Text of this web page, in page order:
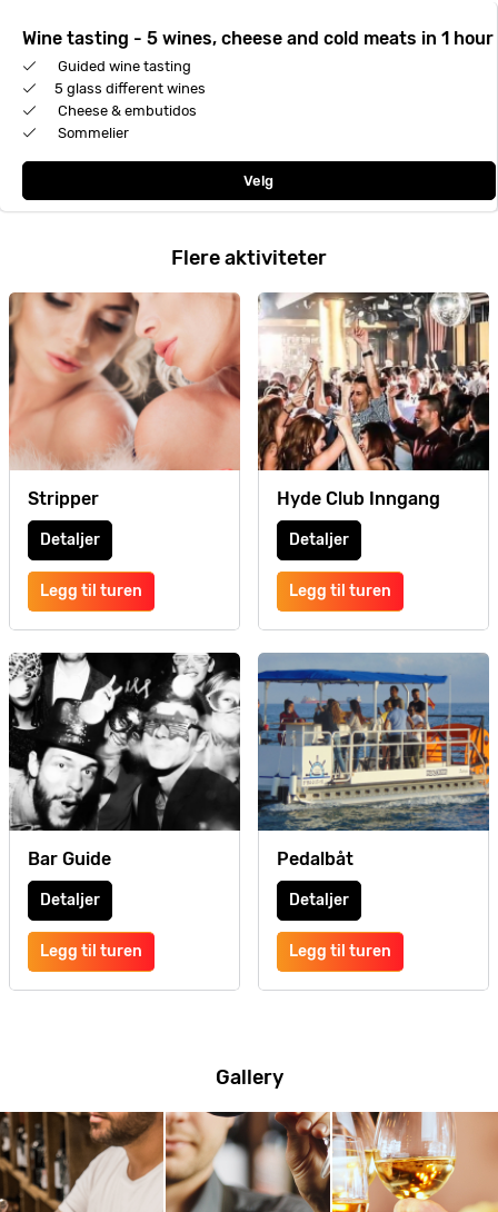
Wine tasting - 5 wines, cheese and cold meats in 1 hour
Guided wine tasting
5 glass different wines
Cheese & embutidos
Sommelier
Velg
Flere aktiviteter
Stripper
Detaljer
Legg til turen
Hyde Club Inngang
Detaljer
Legg til turen
Bar Guide
Detaljer
Legg til turen
Pedalbåt
Detaljer
Legg til turen
Gallery